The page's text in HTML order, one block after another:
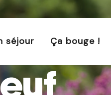
Ille-et-Vilaine et dans le
séjour Ça bouge !